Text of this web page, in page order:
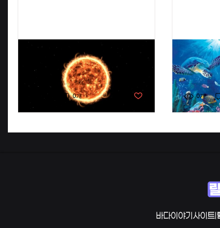
태양: 우주의 불타오르는 별
과 생명의 원천
0개 좋아요로 표시되지 않은 게시물
바다이
으로 즐
0개
바다이야기사이트